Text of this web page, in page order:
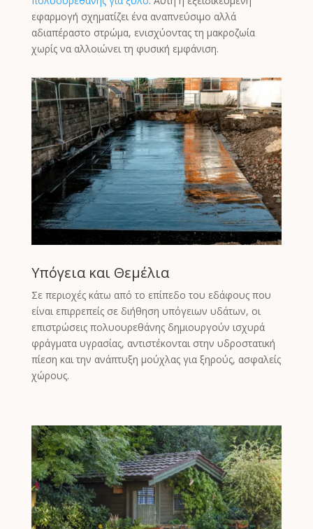
εφαρμογή σχηματίζει ένα αναπνεύσιμο αλλά
αδιαπέραστο στρώμα, ενισχύοντας τη μακροζωία
χωρίς να αλλοιώνει τη φυσική εμφάνιση.
Υπόγεια και Θεμέλια
Σε περιοχές κάτω από το επίπεδο του εδάφους που
είναι επιρρεπείς σε διήθηση υπόγειων υδάτων, οι
επιστρώσεις πολυουρεθάνης δημιουργούν ισχυρά
φράγματα υγρασίας, αντιστέκονται στην υδροστατική
πίεση και την ανάπτυξη μούχλας για ξηρούς, ασφαλείς
χώρους.